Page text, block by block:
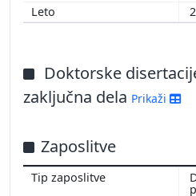
Doktorske
zaključna dela Prikaži
Zaposlitve